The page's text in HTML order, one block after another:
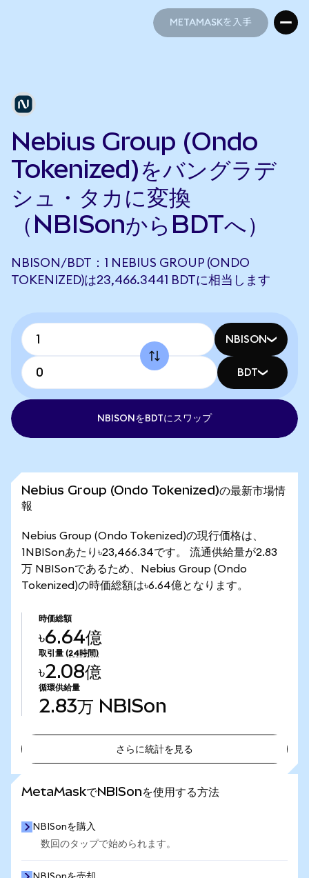
METAMASKを入手
Nebius Group (Ondo
Tokenized)をバングラデ
シュ・タカに変換
（NBISonからBDTへ）
NBISON/BDT：1 NEBIUS GROUP (ONDO
TOKENIZED)は23,466.3441 BDTに相当します
NBISON
BDT
NBISONをBDTにスワップ
Nebius Group (Ondo Tokenized)の最新市場情
報
Nebius Group (Ondo Tokenized)の現行価格は、
1NBISonあたり৳23,466.34です。 流通供給量が2.83
万 NBISonであるため、Nebius Group (Ondo
Tokenized)の時価総額は৳6.64億となります。
時価総額
৳6.64億
取引量 (24時間)
৳2.08億
循環供給量
2.83万 NBISon
さらに統計を見る
MetaMaskでNBISonを使用する方法
NBISonを購入
数回のタップで始められます。